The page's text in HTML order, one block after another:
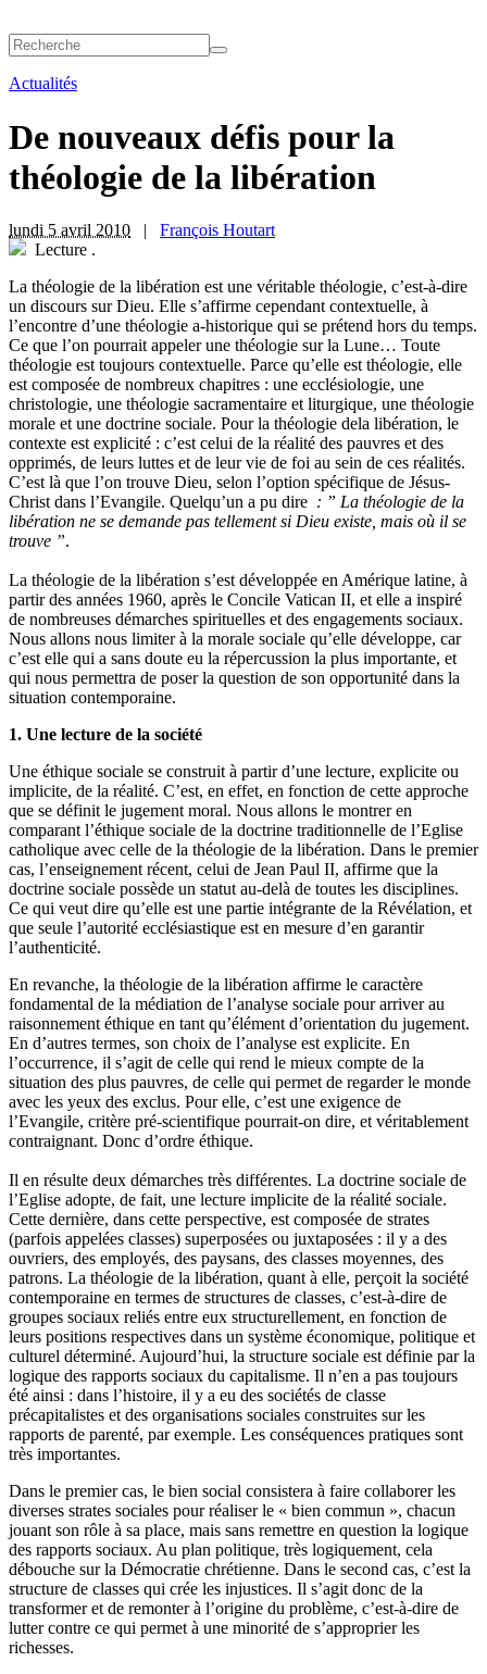
Actualités
De nouveaux défis pour la
théologie de la libération
lundi 5 avril 2010 | François Houtart
Lecture .
La théologie de la libération est une véritable théologie, c’est-à-dire
un discours sur Dieu. Elle s’affirme cependant contextuelle, à
l’encontre d’une théologie a-historique qui se prétend hors du temps.
Ce que l’on pourrait appeler une théologie sur la Lune… Toute
théologie est toujours contextuelle. Parce qu’elle est théologie, elle
est composée de nombreux chapitres : une ecclésiologie, une
christologie, une théologie sacramentaire et liturgique, une théologie
morale et une doctrine sociale. Pour la théologie dela libération, le
contexte est explicité : c’est celui de la réalité des pauvres et des
opprimés, de leurs luttes et de leur vie de foi au sein de ces réalités.
C’est là que l’on trouve Dieu, selon l’option spécifique de Jésus-
Christ dans l’Evangile. Quelqu’un a pu dire : ” La théologie de la
libération ne se demande pas tellement si Dieu existe, mais où il se
trouve ”.
La théologie de la libération s’est développée en Amérique latine, à
partir des années 1960, après le Concile Vatican II, et elle a inspiré
de nombreuses démarches spirituelles et des engagements sociaux.
Nous allons nous limiter à la morale sociale qu’elle développe, car
c’est elle qui a sans doute eu la répercussion la plus importante, et
qui nous permettra de poser la question de son opportunité dans la
situation contemporaine.
1. Une lecture de la société
Une éthique sociale se construit à partir d’une lecture, explicite ou
implicite, de la réalité. C’est, en effet, en fonction de cette approche
que se définit le jugement moral. Nous allons le montrer en
comparant l’éthique sociale de la doctrine traditionnelle de l’Eglise
catholique avec celle de la théologie de la libération. Dans le premier
cas, l’enseignement récent, celui de Jean Paul II, affirme que la
doctrine sociale possède un statut au-delà de toutes les disciplines.
Ce qui veut dire qu’elle est une partie intégrante de la Révélation, et
que seule l’autorité ecclésiastique est en mesure d’en garantir
l’authenticité.
En revanche, la théologie de la libération affirme le caractère
fondamental de la médiation de l’analyse sociale pour arriver au
raisonnement éthique en tant qu’élément d’orientation du jugement.
En d’autres termes, son choix de l’analyse est explicite. En
l’occurrence, il s’agit de celle qui rend le mieux compte de la
situation des plus pauvres, de celle qui permet de regarder le monde
avec les yeux des exclus. Pour elle, c’est une exigence de
l’Evangile, critère pré-scientifique pourrait-on dire, et véritablement
contraignant. Donc d’ordre éthique.
Il en résulte deux démarches très différentes. La doctrine sociale de
l’Eglise adopte, de fait, une lecture implicite de la réalité sociale.
Cette dernière, dans cette perspective, est composée de strates
(parfois appelées classes) superposées ou juxtaposées : il y a des
ouvriers, des employés, des paysans, des classes moyennes, des
patrons. La théologie de la libération, quant à elle, perçoit la société
contemporaine en termes de structures de classes, c’est-à-dire de
groupes sociaux reliés entre eux structurellement, en fonction de
leurs positions respectives dans un système économique, politique et
culturel déterminé. Aujourd’hui, la structure sociale est définie par la
logique des rapports sociaux du capitalisme. Il n’en a pas toujours
été ainsi : dans l’histoire, il y a eu des sociétés de classe
précapitalistes et des organisations sociales construites sur les
rapports de parenté, par exemple. Les conséquences pratiques sont
très importantes.
Dans le premier cas, le bien social consistera à faire collaborer les
diverses strates sociales pour réaliser le « bien commun », chacun
jouant son rôle à sa place, mais sans remettre en question la logique
des rapports sociaux. Au plan politique, très logiquement, cela
débouche sur la Démocratie chrétienne. Dans le second cas, c’est la
structure de classes qui crée les injustices. Il s’agit donc de la
transformer et de remonter à l’origine du problème, c’est-à-dire de
lutter contre ce qui permet à une minorité de s’approprier les
richesses.